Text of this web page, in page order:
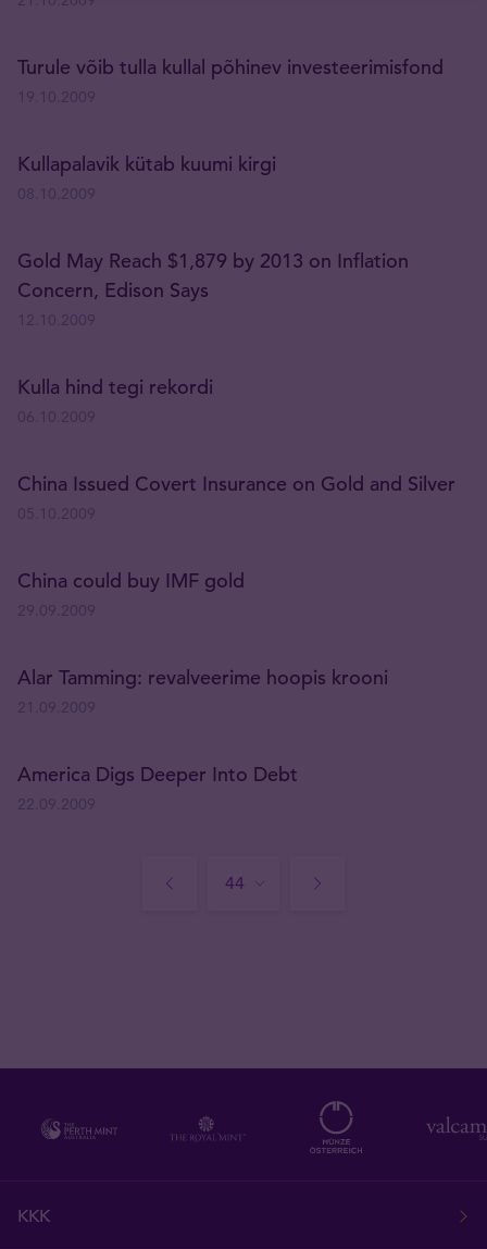
Turule võib tulla kullal põhinev investeerimisfond
Kullapalavik kütab kuumi kirgi
Gold May Reach $1,879 by 2013 on Inflation
Concern, Edison Says
Kulla hind tegi rekordi
China Issued Covert Insurance on Gold and Silver
China could buy IMF gold
Alar Tamming: revalveerime hoopis krooni
America Digs Deeper Into Debt
KKK